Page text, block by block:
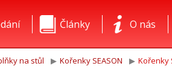
O nás
Články
na stůl Kořenky SEASON Kořenky